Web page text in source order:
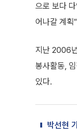
으로 보다
어나갈 계획
지난 2006
봉사활동,
있다.
박선현